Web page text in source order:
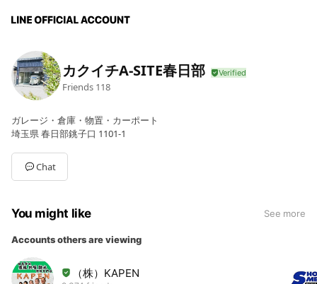
カクイチA-SITE春日部
Friends 118
ガレージ・倉庫・物置・カーポート
埼玉県 春日部銚子口 1101-1
Chat
You might like See more
Accounts others are viewing
（株）KAPEN